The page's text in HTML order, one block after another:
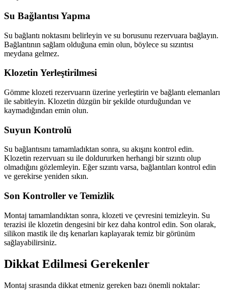
Su Bağlantısı Yapma
Su bağlantı noktasını belirleyin ve su borusunu rezervuara bağlayın.
Bağlantının sağlam olduğuna emin olun, böylece su sızıntısı
meydana gelmez.
Klozetin Yerleştirilmesi
Gömme klozeti rezervuarın üzerine yerleştirin ve bağlantı elemanları
ile sabitleyin. Klozetin düzgün bir şekilde oturduğundan ve
kaymadığından emin olun.
Suyun Kontrolü
Su bağlantısını tamamladıktan sonra, su akışını kontrol edin.
Klozetin rezervuarı su ile doldururken herhangi bir sızıntı olup
olmadığını gözlemleyin. Eğer sızıntı varsa, bağlantıları kontrol edin
ve gerekirse yeniden sıkın.
Son Kontroller ve Temizlik
Montaj tamamlandıktan sonra, klozeti ve çevresini temizleyin. Su
terazisi ile klozetin dengesini bir kez daha kontrol edin. Son olarak,
silikon mastik ile dış kenarları kaplayarak temiz bir görünüm
sağlayabilirsiniz.
Dikkat Edilmesi Gerekenler
Montaj sırasında dikkat etmeniz gereken bazı önemli noktalar: